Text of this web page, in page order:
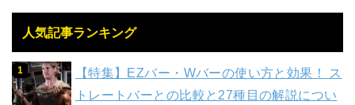
人気記事ランキング
【特集】EZバー・Wバーの使い方と効果！ ス
トレートバーとの比較と27種目の解説につい